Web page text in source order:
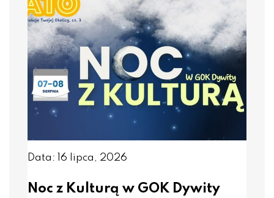
Data: 16 lipca, 2026
Noc z Kulturą w GOK Dywity